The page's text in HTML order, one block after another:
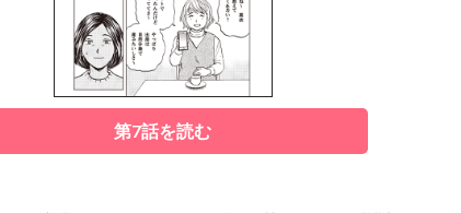
第7話を読む